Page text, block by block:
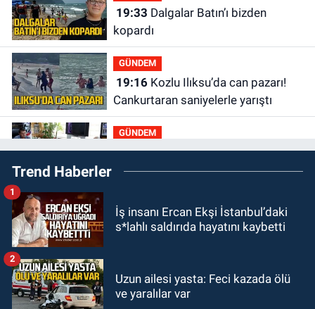
19:33
kopardı
GÜNDEM
19:16Kozlu Ilıksu’da can pazarı!
Cankurtaran saniyelerle yarıştı
GÜNDEM
19:01Çaycumalılar Derneği
Başkanı Savaş Çiloğlu GMİS
17:45Kozlu Belediyespor, Tezcan
Gökmen'i kadrosuna kattı
17:39Şampiyondan GMİS'e
Trend Haberler
İş insanı Ercan Ekşi İstanbul’daki
s*lahlı saldırıda hayatını kaybetti
1
Uzun ailesi yasta: Feci kazada ölü
ve yaralılar var
2